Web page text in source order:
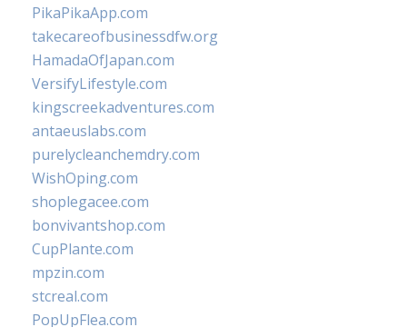
PikaPikaApp.com
takecareofbusinessdfw.org
HamadaOfJapan.com
VersifyLifestyle.com
kingscreekadventures.com
antaeuslabs.com
purelycleanchemdry.com
WishOping.com
shoplegacee.com
bonvivantshop.com
CupPlante.com
mpzin.com
stcreal.com
PopUpFlea.com